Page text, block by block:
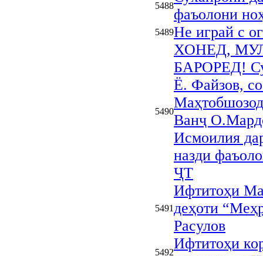
5488
фаъолони
5489Не играй с
5490
ХОНЕД,
БАРОРЕД!
Ё. Файзов,
Ванҷ
Исмоилия
назди
ҶТ
5491
Ифтитоҳи
деҳоти
Расулов
5492
Ифтитоҳи